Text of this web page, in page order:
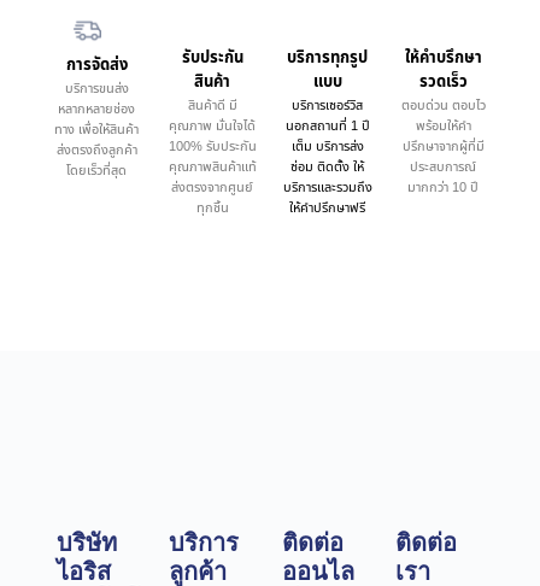
การจัดส่ง
บริการขนส่ง
หลากหลายช่อง
ทาง เพื่อให้สินค้า
ส่งตรงถึงลูกค้า
โดยเร็วที่สุด
รับประกัน
สินค้า
สินค้าดี มี
คุณภาพ มั่นใจได้
100% รับประกัน
คุณภาพสินค้าแท้
ส่งตรงจากศูนย์
ทุกชิ้น
บริการทุกรูป
แบบ
บริการเซอร์วิส
นอกสถานที่ 1 ปี
เต็ม บริการส่ง
ซ่อม ติดตั้ง ให้
บริการและรวมถึง
ให้คำปรึกษาฟรี
ให้คำบรึกษา
รวดเร็ว
ตอบด่วน ตอบไว
พร้อมให้คำ
ปรึกษาจากผู้ที่มี
ประสบการณ์
มากกว่า 10 ปี
บริษัท
ไอริส
บริการ
ลูกค้า
ติดต่อ
ออนไล
ติดต่อ
เรา